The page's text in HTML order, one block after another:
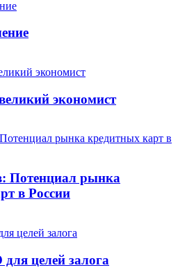
экономист
Потенциал рынка
в России
целей залога